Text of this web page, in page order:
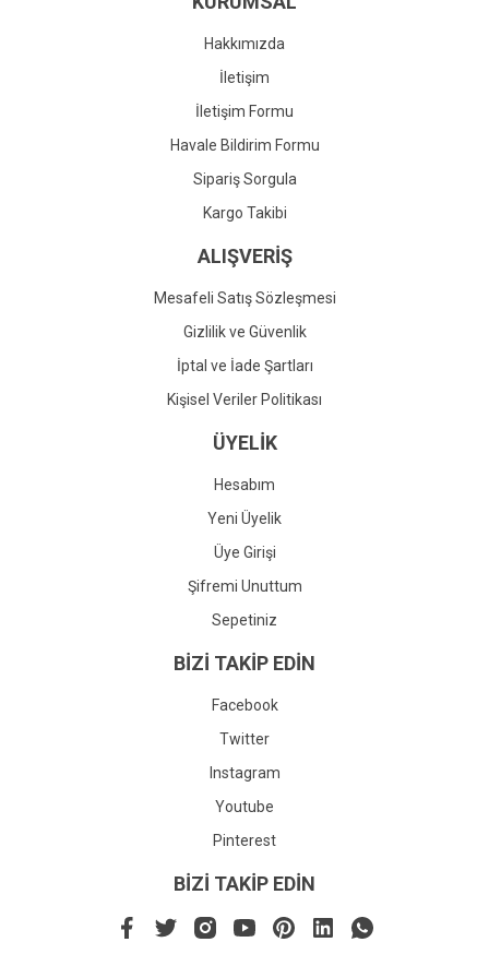
Gönder
Hakkımızda
İletişim
İletişim Formu
Havale Bildirim Formu
Sipariş Sorgula
Kargo Takibi
ALIŞVERİŞ
Mesafeli Satış Sözleşmesi
Gizlilik ve Güvenlik
İptal ve İade Şartları
Kişisel Veriler Politikası
ÜYELİK
Hesabım
Yeni Üyelik
Üye Girişi
Şifremi Unuttum
Sepetiniz
BİZİ TAKİP EDİN
Facebook
Twitter
Instagram
Youtube
Pinterest
BİZİ TAKİP EDİN